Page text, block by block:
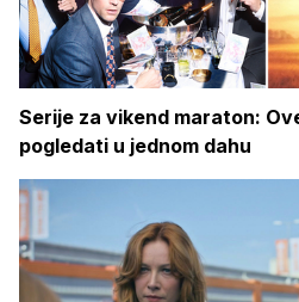
Serije za vikend maraton:
pogledati u jednom dahu